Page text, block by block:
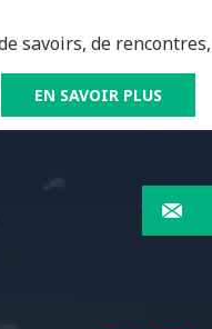
savoirs, de
EN SAVOIR PLUS